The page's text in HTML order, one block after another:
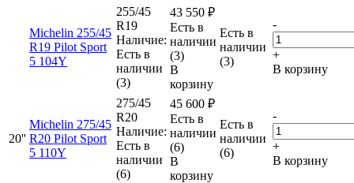
Michelin 255/45
R19 Pilot Sport
5 104Y
255/45
R19
Наличие:
Есть в
наличии
(3)
43 550 ₽
Есть в
наличии
(3)
В
корзину
Есть в
наличии
(3)
-
+
В корзину
20''
Michelin 275/45
R20 Pilot Sport
5 110Y
275/45
R20
Наличие:
Есть в
наличии
(6)
45 600 ₽
Есть в
наличии
(6)
В
корзину
Есть в
наличии
(6)
-
+
В корзину